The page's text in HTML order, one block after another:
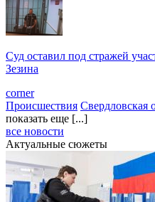
Суд оставил под стражей
Зезина
corner
Происшествия Свердловская
показать еще [...]
все новости
Актуальные сюжеты